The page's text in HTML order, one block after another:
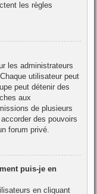
les règles
les administrateurs
utilisateur peut
peut détenir des
aux
de plusieurs
des pouvoirs
forum privé.
puis-je en
en cliquant